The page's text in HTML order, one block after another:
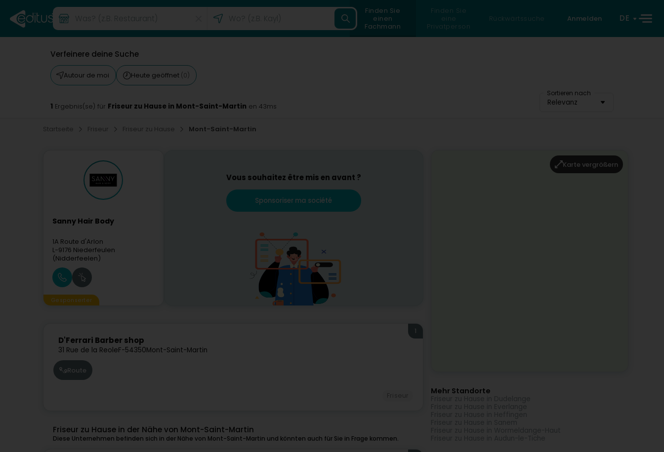
Finden Sie
einen
Fachmann
Finden Sie
eine
Privatperson
Rückwärtssuche Anmelden DE
Verfeinere deine Suche
Autour de moi Heute geöffnet (0)
Sortieren nach
Relevanz
1 Ergebnis(se) für Friseur zu Hause in Mont-Saint-Martin en 43ms
Startseite Friseur Friseur zu Hause Mont-Saint-Martin
Sanny Hair Body
1A Route d'Arlon
L-9176 Niederfeulen
(Nidderfeelen)
Gesponserter
Vous souhaitez être mis en avant ?
Sponsoriser ma société
D'Ferrari Barber shop
31 Rue de la ReoleF-54350Mont-Saint-Martin
1
Route
Friseur zu Hause in der Nähe von Mont-Saint-Martin
Diese Unternehmen befinden sich in der Nähe von Mont-Saint-Martin und könnten auch für Sie in Frage kommen.
Karte vergrößern
Mehr Standorte